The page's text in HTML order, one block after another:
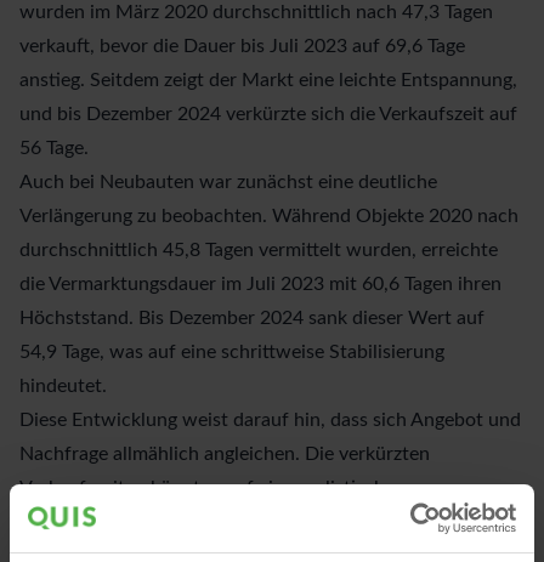
wurden im März 2020 durchschnittlich nach 47,3 Tagen
verkauft, bevor die Dauer bis Juli 2023 auf 69,6 Tage
anstieg. Seitdem zeigt der Markt eine leichte Entspannung,
und bis Dezember 2024 verkürzte sich die Verkaufszeit auf
56 Tage.
Auch bei Neubauten war zunächst eine deutliche
Verlängerung zu beobachten. Während Objekte 2020 nach
durchschnittlich 45,8 Tagen vermittelt wurden, erreichte
die Vermarktungsdauer im Juli 2023 mit 60,6 Tagen ihren
Höchststand. Bis Dezember 2024 sank dieser Wert auf
54,9 Tage, was auf eine schrittweise Stabilisierung
hindeutet.
Diese Entwicklung weist darauf hin, dass sich Angebot und
Nachfrage allmählich angleichen. Die verkürzten
Verkaufszeiten könnten auf eine realistischere
Preisgestaltung und eine höhere Marktakzeptanz
hinweisen.